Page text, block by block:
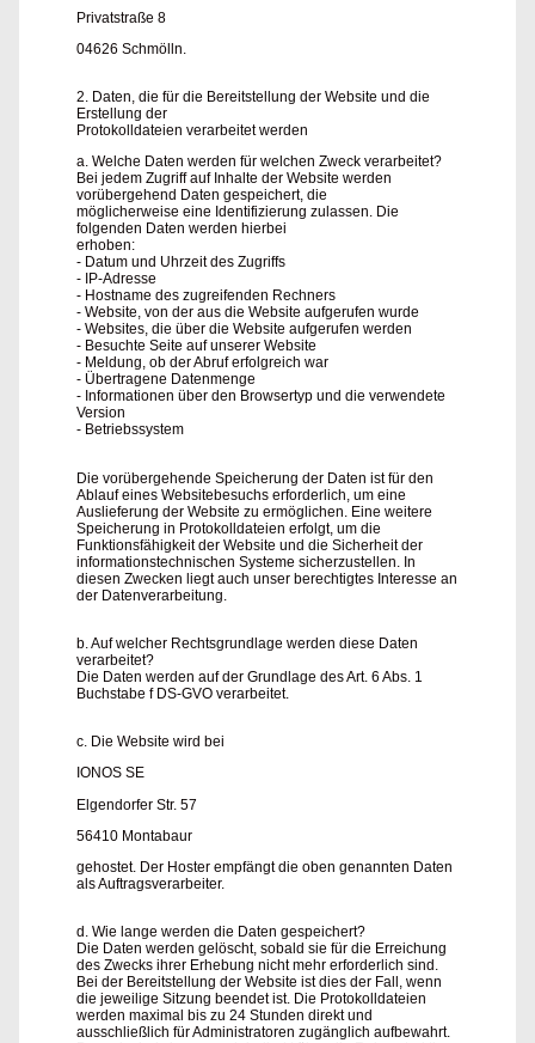
Privatstraße 8
04626 Schmölln.
2. Daten, die für die Bereitstellung der Website und die
Erstellung der
Protokolldateien verarbeitet werden
a. Welche Daten werden für welchen Zweck verarbeitet?
Bei jedem Zugriff auf Inhalte der Website werden
vorübergehend Daten gespeichert, die
möglicherweise eine Identifizierung zulassen. Die
folgenden Daten werden hierbei
erhoben:
- Datum und Uhrzeit des Zugriffs
- IP-Adresse
- Hostname des zugreifenden Rechners
- Website, von der aus die Website aufgerufen wurde
- Websites, die über die Website aufgerufen werden
- Besuchte Seite auf unserer Website
- Meldung, ob der Abruf erfolgreich war
- Übertragene Datenmenge
- Informationen über den Browsertyp und die verwendete
Version
- Betriebssystem
Die vorübergehende Speicherung der Daten ist für den
Ablauf eines Websitebesuchs erforderlich, um eine
Auslieferung der Website zu ermöglichen. Eine weitere
Speicherung in Protokolldateien erfolgt, um die
Funktionsfähigkeit der Website und die Sicherheit der
informationstechnischen Systeme sicherzustellen. In
diesen Zwecken liegt auch unser berechtigtes Interesse an
der Datenverarbeitung.
b. Auf welcher Rechtsgrundlage werden diese Daten
verarbeitet?
Die Daten werden auf der Grundlage des Art. 6 Abs. 1
Buchstabe f DS-GVO verarbeitet.
c. Die Website wird bei
IONOS SE
Elgendorfer Str. 57
56410 Montabaur
gehostet. Der Hoster empfängt die oben genannten Daten
als Auftragsverarbeiter.
d. Wie lange werden die Daten gespeichert?
Die Daten werden gelöscht, sobald sie für die Erreichung
des Zwecks ihrer Erhebung nicht mehr erforderlich sind.
Bei der Bereitstellung der Website ist dies der Fall, wenn
die jeweilige Sitzung beendet ist. Die Protokolldateien
werden maximal bis zu 24 Stunden direkt und
ausschließlich für Administratoren zugänglich aufbewahrt.